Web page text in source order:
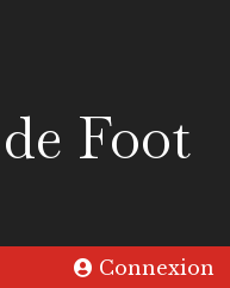
Foot
Connexion